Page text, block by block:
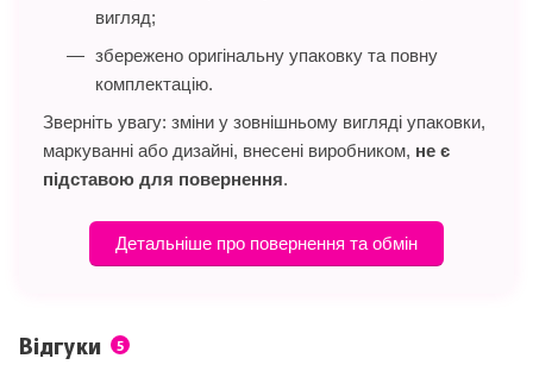
вигляд;
збережено оригінальну упаковку та повну
комплектацію.
Зверніть увагу: зміни у зовнішньому вигляді упаковки,
маркуванні або дизайні, внесені виробником, не є
підставою для повернення.
Детальніше про повернення та обмін
Відгуки 5